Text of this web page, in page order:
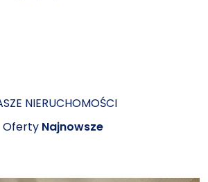
NIERUCHOMOŚCI
Oferty Najnowsze